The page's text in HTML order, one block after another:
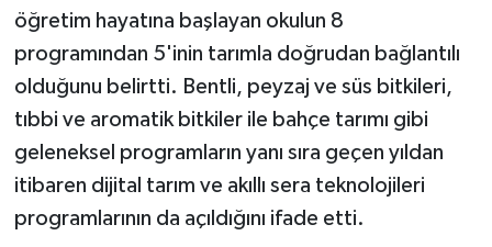
öğretim hayatına başlayan okulun 8
programından 5'inin tarımla doğrudan bağlantılı
olduğunu belirtti. Bentli, peyzaj ve süs bitkileri,
tıbbi ve aromatik bitkiler ile bahçe tarımı gibi
geleneksel programların yanı sıra geçen yıldan
itibaren dijital tarım ve akıllı sera teknolojileri
programlarının da açıldığını ifade etti.